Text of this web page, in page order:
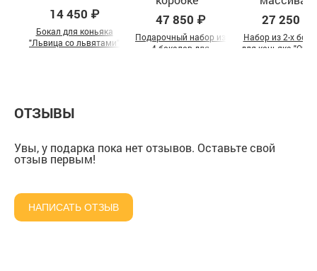
14 450 ₽
Бокал для коньяка
"Львица со львятами"
47 850 ₽
Подарочный набор из
4 бокалов для
27 250 ₽
Набор из 2-х
для коньяка
ОТЗЫВЫ
Увы, у подарка пока нет отзывов. Оставьте свой
отзыв первым!
НАПИСАТЬ ОТЗЫВ